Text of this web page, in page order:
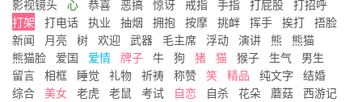
影视镜头 心 恭喜 恶搞 惊讶 戒指 手指 打屁股 打招呼
打架
打电话 执业 抽烟 拥抱 按摩 挑衅 挥手 挨打 捂脸
新闻
月亮 树 欢迎 武器 毛主席 浮动 演讲 熊
熊猫
熊猫脸
爱国 爱情 牌子 牛 狗 猪 猫 猴子 生气
男生
留言 相框 睡觉 礼物 祈祷 称赞 笑 精品 纯文字
结婚
综合 美女 老虎 老鼠 考试 自恋 自杀 花朵 蘑菇 西游记